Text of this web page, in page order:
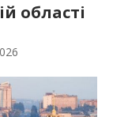
області